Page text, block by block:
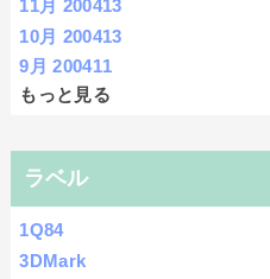
11月 200413
10月 200413
9月 200411
もっと見る
ラベル
1Q84
3DMark